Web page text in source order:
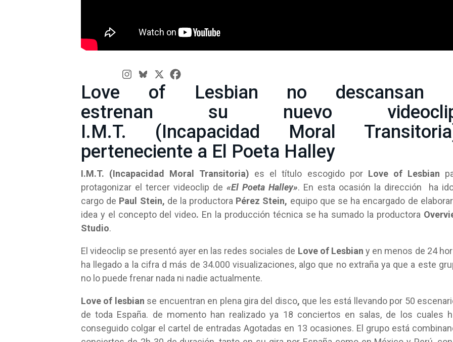
Love of Lesbian no descansan
estrenan su nuevo
I.M.T. (Incapacidad Moral
perteneciente a El Poeta Halley
I.M.T. (Incapacidad Moral Transitoria) es el título escogido por Love of Lesbian
protagonizar el tercer videoclip de«El Poeta Halley». En esta ocasión la dirección
ha
cargo de Paul Stein, de la productora Pérez Stein, equipo que se ha encargado de
idea y el concepto del video. En la producción técnica se ha sumado la productora
Studio.
El videoclip se presentó ayer en las redes sociales de Love of Lesbian y en menos de 24
ha llegado a la cifra d más de 34.000 visualizaciones, algo que no extraña ya que a este
no lo puede frenar nada ni nadie actualmente.
Love of lesbian se encuentran en plena gira del disco, que les está llevando por 50
de toda España. de momento han realizado ya 18 conciertos en salas, de los cuales
conseguido colgar el cartel de entradas Agotadas en 13 ocasiones. El grupo está